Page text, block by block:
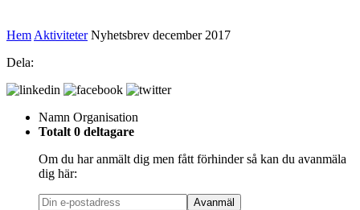
Hem Aktiviteter Nyhetsbrev december 2017
Dela:
Namn Organisation
Totalt 0 deltagare
Om du har anmält dig men fått förhinder så kan du avanmäla
dig här:
Avanmäl